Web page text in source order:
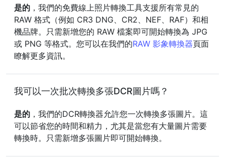
是的 ，我們的免費線上照片轉換工具支援所有常見的
RAW 格式（例如 CR3 DNG、CR2、NEF、RAF）和相
機品牌。只需新增您的 RAW 檔案即可開始轉換為 JPG
或 PNG 等格式。您可以在我們的RAW 影象轉換器頁面
瞭解更多資訊。
我可以一次批次轉換多張DCR圖片嗎？
是的 ，我們的DCR轉換器允許您一次轉換多張圖片。這
可以節省您的時間和精力，尤其是當您有大量圖片需要
轉換時。只需新增多張圖片即可開始轉換。